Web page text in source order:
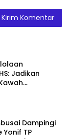
Jadikan
Dampingi
Yonif TP